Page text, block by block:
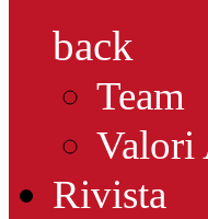
back
Team
Valori
Rivista